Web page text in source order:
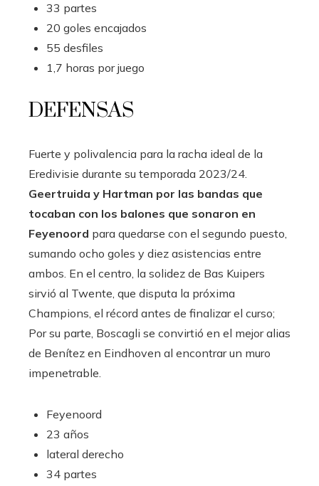
33 partes
20 goles encajados
55 desfiles
1,7 horas por juego
DEFENSAS
Fuerte y polivalencia para la racha ideal de la
Eredivisie durante su temporada 2023/24.
Geertruida y Hartman por las bandas que
tocaban con los balones que sonaron en
Feyenoord para quedarse con el segundo puesto,
sumando ocho goles y diez asistencias entre
ambos. En el centro, la solidez de Bas Kuipers
sirvió al Twente, que disputa la próxima
Champions, el récord antes de finalizar el curso;
Por su parte, Boscagli se convirtió en el mejor alias
de Benítez en Eindhoven al encontrar un muro
impenetrable.
Feyenoord
23 años
lateral derecho
34 partes